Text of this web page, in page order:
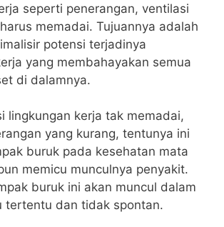
seperti penerangan, ventilasi
memadai. Tujuannya adalah
potensi terjadinya
yang membahayakan semua
di dalamnya.
lingkungan kerja tak memadai,
yang kurang, tentunya ini
buruk pada kesehatan mata
memicu munculnya penyakit.
buruk ini akan muncul dalam
tertentu dan tidak spontan.